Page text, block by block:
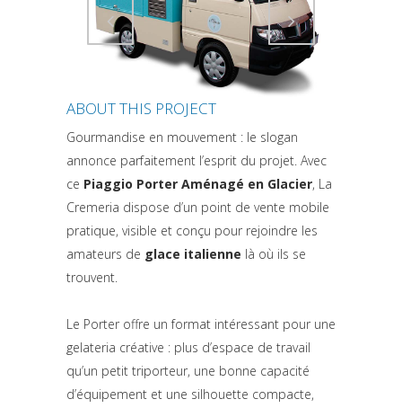
Attiva comando Attiva comando
ABOUT THIS PROJECT
Gourmandise en mouvement : le slogan
annonce parfaitement l’esprit du projet. Avec
ce Piaggio Porter Aménagé en Glacier, La
Cremeria dispose d’un point de vente mobile
pratique, visible et conçu pour rejoindre les
amateurs de glace italienne là où ils se
trouvent.
Le Porter offre un format intéressant pour une
gelateria créative : plus d’espace de travail
qu’un petit triporteur, une bonne capacité
d’équipement et une silhouette compacte,